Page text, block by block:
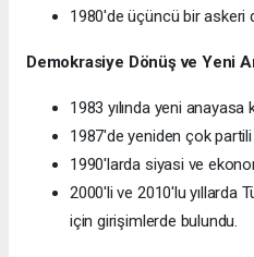
1980'de üçüncü bir askeri
Demokrasiye Dönüş ve Yeni
1983 yılında yeni anayasa
1987'de yeniden çok partili
1990'larda siyasi ve
2000'li ve 2010'lu yıllarda
için girişimlerde bulundu.